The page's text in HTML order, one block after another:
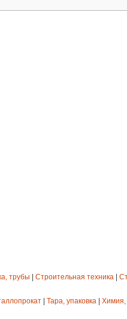
трубы Строительная техника
Тара, упаковка Химия,